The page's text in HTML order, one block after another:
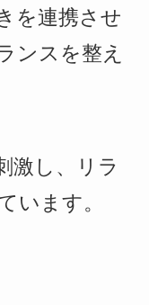
を連携させ
ンスを整え
激し、リラ
います。